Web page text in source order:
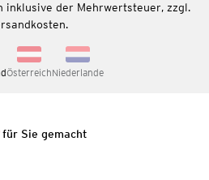
inklusive der Mehrwertsteuer, zzgl.
ÖsterreichNiederlande
für Sie gemacht